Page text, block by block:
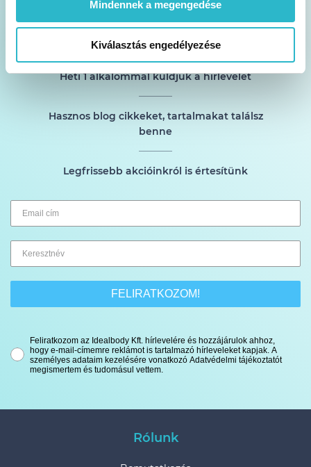
Mindennek a megengedése
Kiválasztás engedélyezése
Akciók és tippek a postafiókodban
Heti 1 alkalommal küldjük a hírlevelet
Hasznos blog cikkeket, tartalmakat találsz
benne
Legfrissebb akcióinkról is értesítünk
FELIRATKOZOM!
Feliratkozom az Idealbody Kft. hírlevelére és hozzájárulok ahhoz,
hogy e-mail-címemre reklámot is tartalmazó hírleveleket kapjak. A
személyes adataim kezelésére vonatkozó Adatvédelmi tájékoztatót
megismertem és tudomásul vettem.
Rólunk